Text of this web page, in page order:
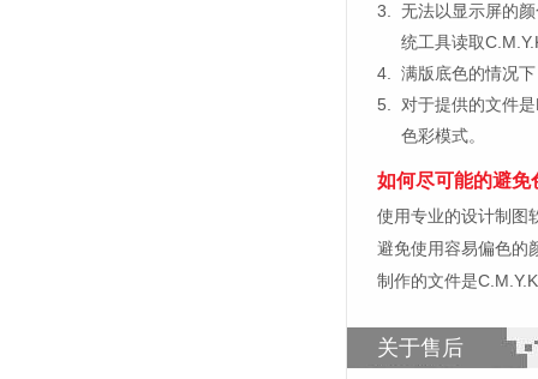
3. 无法以显示屏的
统工具读取
4. 满版底色的情况
5. 对于提供的文件
色彩模式。
如何尽可能的避免
使用专业的设计制图
避免使用容易偏色的
制作的文件是
关于售后